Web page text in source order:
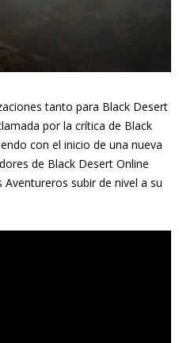
tanto para Black Desert
por la crítica de Black
con el inicio de una nueva
de Black Desert Online
subir de nivel a su